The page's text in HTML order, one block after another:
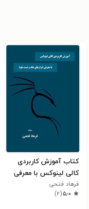
کتاب آموزش کاربردی
کالی لینوکس با معرفی
ابزارهای هک و تست
نفوذ
فرهاد فتحی
۵٫۰(۲)